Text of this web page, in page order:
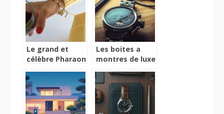
Le grand et
célèbre Pharaon
Les boites a
montres de luxe
options pour les
montres de
haute
horlogerie